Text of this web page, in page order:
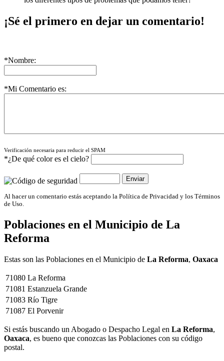
¡Sé el primero en dejar un comentario!
*Nombre:
*Mi Comentario es:
Verificación necesaria para reducir el SPAM
*¿De qué color es el cielo?
Al hacer un comentario estás aceptando la Política de Privacidad y los Términos
de Uso.
Poblaciones en el Municipio de La
Reforma
Estas son las Poblaciones en el Municipio de La Reforma, Oaxaca
71080 La Reforma
71081 Estanzuela Grande
71083 Río Tigre
71087 El Porvenir
Si estás buscando un Abogado o Despacho Legal en La Reforma,
Oaxaca, es bueno que conozcas las Poblaciones con su código
postal.